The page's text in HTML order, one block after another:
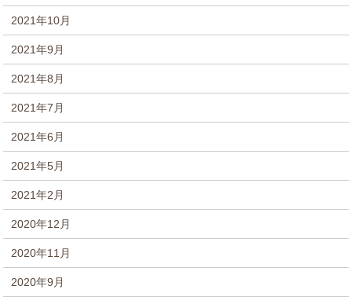
2021年10月
2021年9月
2021年8月
2021年7月
2021年6月
2021年5月
2021年2月
2020年12月
2020年11月
2020年9月